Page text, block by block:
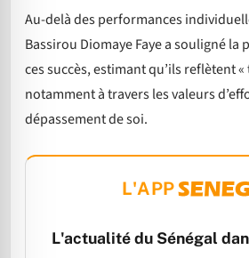
Au-delà des performances
Bassirou Diomaye Faye a souligné
ces succès, estimant qu’ils reflètent
notamment à travers les valeurs
dépassement de soi.
L'APP
L'actualité du Sénégal